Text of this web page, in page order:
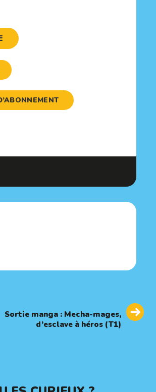
Sortie manga : Mecha-mages,
d’esclave à héros (T1)